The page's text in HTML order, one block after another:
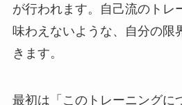
が行われます。自己流のトレ
味わえないような、自分の限
きます。
最初は「このトレーニングに